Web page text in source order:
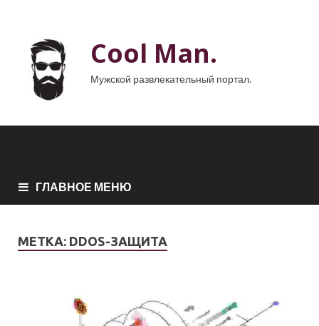
Cool Man.
Мужской развлекательный портал.
ГЛАВНОЕ МЕНЮ
МЕТКА: DDOS-ЗАЩИТА